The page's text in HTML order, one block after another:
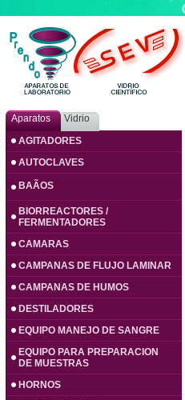
Aparatos
Vidrio
AGITADORES
AUTOCLAVES
BAÃOS
BIORREACTORES /
FERMENTADORES
CAMARAS
CAMPANAS DE FLUJO LAMINAR
CAMPANAS DE HUMOS
DESTILADORES
EQUIPO MANEJO DE SANGRE
EQUIPO PARA PREPARACION
DE MUESTRAS
HORNOS